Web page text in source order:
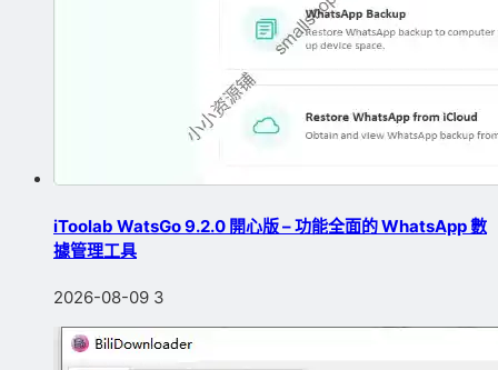
iToolab WatsGo 9.2.0 開心版 – 功能全面的 WhatsApp 數
據管理工具
2026-08-09 3